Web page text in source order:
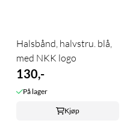
Halsbånd, halvstru. blå,
med NKK logo
130,-
På lager
Kjøp